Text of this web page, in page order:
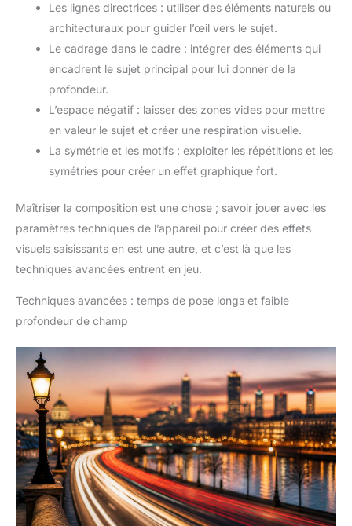
Les lignes directrices : utiliser des éléments naturels ou
architecturaux pour guider l’œil vers le sujet.
Le cadrage dans le cadre : intégrer des éléments qui
encadrent le sujet principal pour lui donner de la
profondeur.
L’espace négatif : laisser des zones vides pour mettre
en valeur le sujet et créer une respiration visuelle.
La symétrie et les motifs : exploiter les répétitions et les
symétries pour créer un effet graphique fort.
Maîtriser la composition est une chose ; savoir jouer avec les
paramètres techniques de l’appareil pour créer des effets
visuels saisissants en est une autre, et c’est là que les
techniques avancées entrent en jeu.
Techniques avancées : temps de pose longs et faible
profondeur de champ